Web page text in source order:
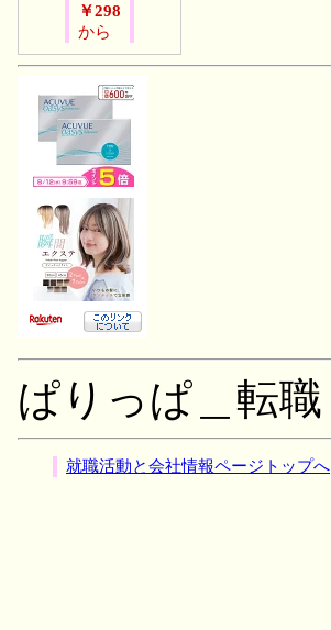
￥298
から
ぱりっぱ＿転職
就職活動と会社情報ページトップへ